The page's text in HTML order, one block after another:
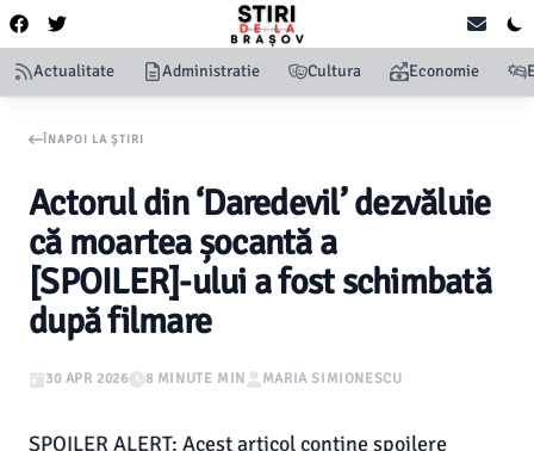
Actualitate Administratie Cultura Economie
ÎNAPOI LA ȘTIRI
Actorul din ‘Daredevil’ dezvăluie
că moartea șocantă a
[SPOILER]-ului a fost schimbată
după filmare
30 APR 2026 8 MINUTE MIN MARIA SIMIONESCU
SPOILER ALERT: Acest articol conține spoilere